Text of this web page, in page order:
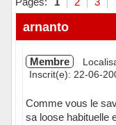
arnanto
Membre
Inscrit(e): 22-06-
Comme vous le
sa loose habituelle